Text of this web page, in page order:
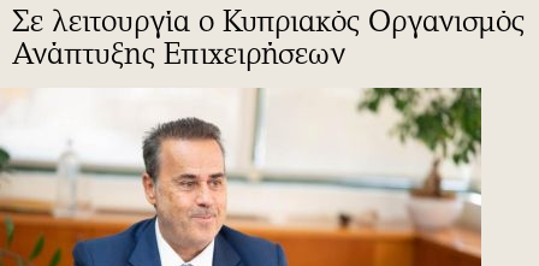
Σε λειτουργία ο Κυπριακός Οργανισμός
Ανάπτυξης Επιχειρήσεων